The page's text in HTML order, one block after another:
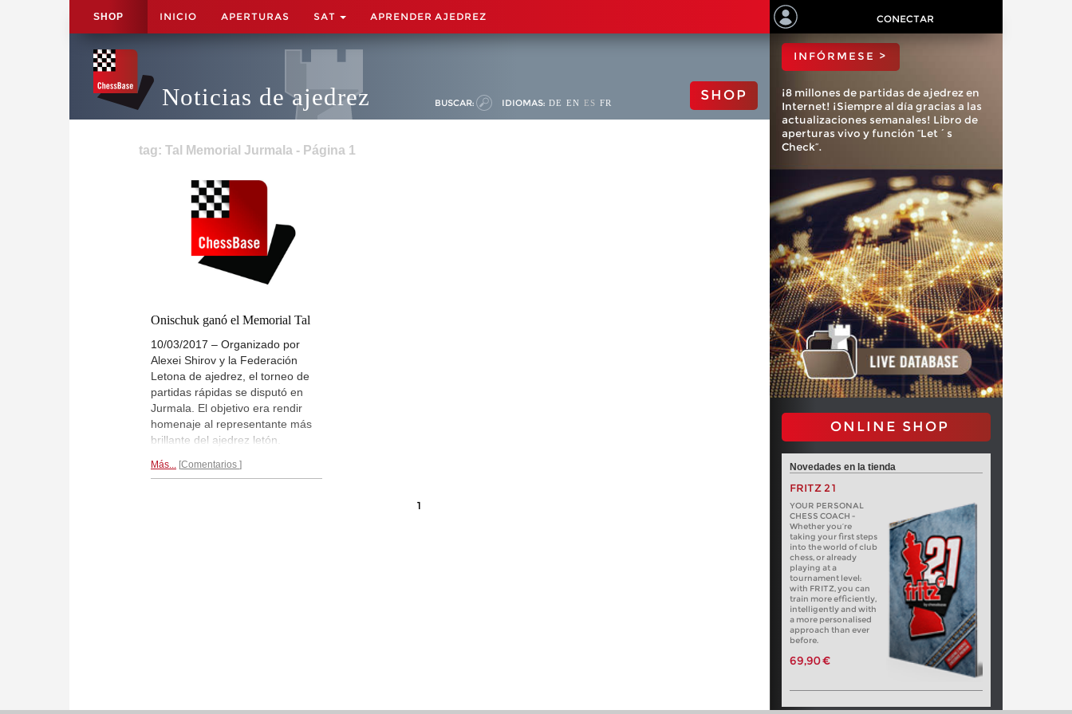
SHOP INICIO APERTURAS SAT APRENDER AJEDREZ CONECTAR
Noticias de ajedrez BUSCAR: IDIOMAS: DE EN ES FR SHOP
tag: Tal Memorial Jurmala - Página 1
Onischuk ganó el Memorial Tal
10/03/2017 – Organizado por
Alexei Shirov y la Federación
Letona de ajedrez, el torneo de
partidas rápidas se disputó en
Jurmala. El objetivo era rendir
homenaje al representante más
brillante del ajedrez letón.
mundo, pero la sorpresa mayor la
Más... Comentarios
1
ChessBase?
INFÓRMESE >
¡8 millones de partidas de ajedrez en
Internet! ¡Siempre al día gracias a las
actualizaciones semanales! Libro de
aperturas vivo y función “Let´s
Check”.
ONLINE SHOP
Novedades en la tienda
FRITZ 21
YOUR PERSONAL
CHESS COACH -
Whether you’re
taking your first steps
into the world of club
chess, or already
playing at a
tournament level:
with FRITZ, you can
train more efficiently,
intelligently and with
a more personalised
approach than ever
before.
69,90 €